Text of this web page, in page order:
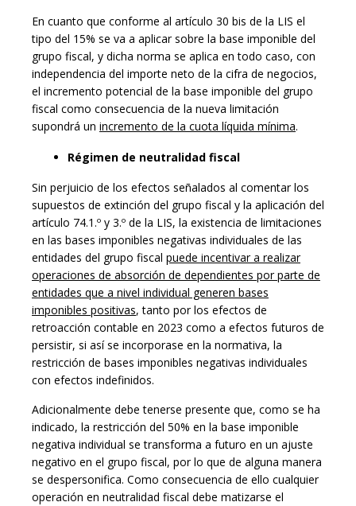
En cuanto que conforme al artículo 30 bis de la LIS el
tipo del 15% se va a aplicar sobre la base imponible del
grupo fiscal, y dicha norma se aplica en todo caso, con
independencia del importe neto de la cifra de negocios,
el incremento potencial de la base imponible del grupo
fiscal como consecuencia de la nueva limitación
supondrá un incremento de la cuota líquida mínima.
Régimen de neutralidad fiscal
Sin perjuicio de los efectos señalados al comentar los
supuestos de extinción del grupo fiscal y la aplicación del
artículo 74.1.º y 3.º de la LIS, la existencia de limitaciones
en las bases imponibles negativas individuales de las
entidades del grupo fiscal puede incentivar a realizar
operaciones de absorción de dependientes por parte de
entidades que a nivel individual generen bases
imponibles positivas, tanto por los efectos de
retroacción contable en 2023 como a efectos futuros de
persistir, si así se incorporase en la normativa, la
restricción de bases imponibles negativas individuales
con efectos indefinidos.
Adicionalmente debe tenerse presente que, como se ha
indicado, la restricción del 50% en la base imponible
negativa individual se transforma a futuro en un ajuste
negativo en el grupo fiscal, por lo que de alguna manera
se despersonifica. Como consecuencia de ello cualquier
operación en neutralidad fiscal debe matizarse el